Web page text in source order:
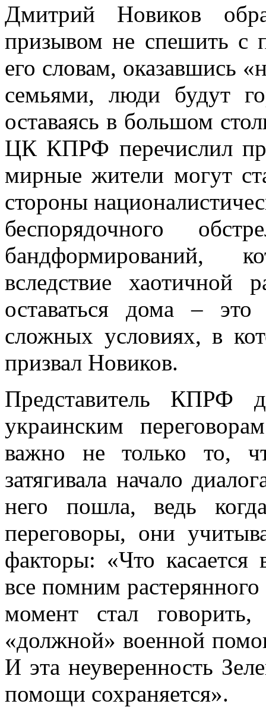
Дмитрий Новиков
призывом не спешить с
его словам, оказавшись
семьями, люди будут
оставаясь в большом
ЦК КПРФ перечислил
мирные жители могут
стороны
беспорядочного
бандформирований,
вследствие хаотичной
оставаться дома –
сложных условиях, в
призвал Новиков.
Представитель КПРФ
украинским
важно не только то,
затягивала начало
него пошла, ведь
переговоры, они
факторы: «Что касается
все помним
момент стал
«должной» военной
И эта неуверенность
помощи сохраняется».